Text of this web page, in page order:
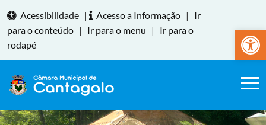
Abrir
Acessibilidade | Acesso a Informação |
Ir
para o conteúdo | Ir para o menu |
Ir para o
rodapé